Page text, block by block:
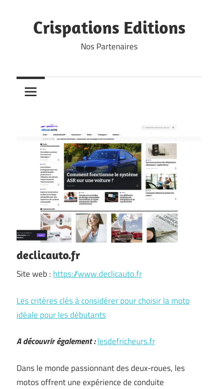
contentCrispations Editions
Nos Partenaires
declicauto.fr
Site web : https://www.declicauto.fr
Les critères clés à considérer pour choisir la moto
idéale pour les débutants
A découvrir également :lesdefricheurs.fr
Dans le monde passionnant des deux-roues, les
motos offrent une expérience de conduite